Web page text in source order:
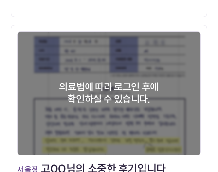
의료법에 따라 로그인 후에
확인하실 수 있습니다.
서울점 고OO님의 소중한 후기입니다